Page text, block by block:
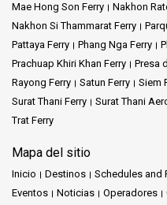
Mae Hong Son Ferry
Nakhon
Nakhon Si Thammarat Ferry
Pattaya Ferry
Phang Nga Ferry
Prachuap Khiri Khan Ferry
Presa
Rayong Ferry
Satun Ferry Siem
Surat Thani Ferry
Surat Thani
Trat Ferry
Mapa del sitio
Inicio Destinos Schedules and
Eventos
Noticias Operadores